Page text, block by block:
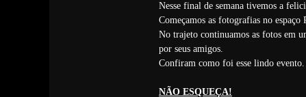
Nesse final de semana tivemos a
Começamos as fotografias no
No trajeto continuamos as fotos em
por seus amigos.
Confiram como foi esse lindo
NÃO ESQUEÇA!